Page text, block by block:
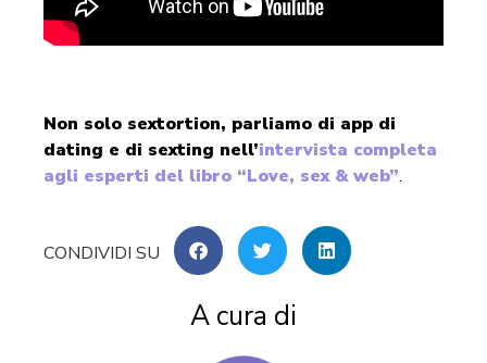
Non solo sextortion, parliamo di app di
dating e di sexting nell’intervista completa
agli esperti del libro “Love, sex & web”.
A cura di